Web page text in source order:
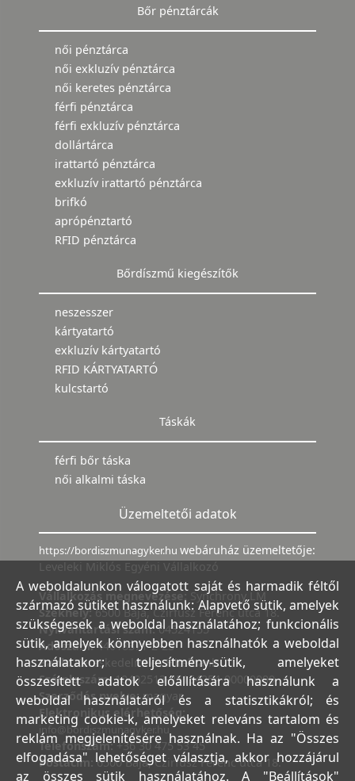
Bőr pénztárcák
női pénztárca
női exkluzív pénztárca
női keretes pénztárca
férfi pénztárca
férfi exkluzív pénztárca
dollártárca
irattartó pénztárca
exkluzív irattartó pénztárca
brifkó
aprópénztartó
RFID pénztárca
Bőrdíszmű kiegészítők
neszesszer
kártyatartó
exkluzív kártyatartó
RFID KÁRTYATARTÓ
kulcstartó
Táskák
férfi bőr táska
női alkalmi táska
Üzemeltetői adatok
https://bordiszmunagyker.hu webáruház üzemeltetője:
Leveleki Miklós Egyéni Vállalkozó
Vállalkozás megnevezése: Synchrony LM
Székhely:6500 Baja, Czirfusz Ferenc utca 18.
Nyilvántartási szám:04524155
Adószám:44018371-2-23
Bank:Kereskedelmi és Hitelbank
Számlaszám:10402513-25154254-00000000
Szerződés nyelve:magyar
Elektronikus elérhetőség:
info@bordiszmunagyker.hu
Telefonszám: +36 30 475 53 45
Postacím:6500 Baja, Czirfusz Ferenc utca 18.
A weboldalunkon válogatott saját és harmadik féltől
származó sütiket használunk: Alapvető sütik, amelyek
szükségesek a weboldal használatához; funkcionális
sütik, amelyek könnyebben használhatók a weboldal
használatakor; teljesítmény-sütik, amelyeket
összesített adatok előállítására használunk a
weboldal használatáról és a statisztikákról; és
marketing cookie-k, amelyeket releváns tartalom és
reklám megjelenítésére használnak. Ha az "Összes
elfogadása" lehetőséget választja, akkor hozzájárul
az összes sütik használatához. A "Beállítások"